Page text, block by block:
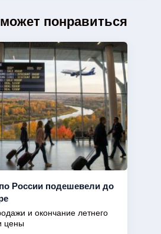
понравиться
России подешевели до
и окончание летнего
цены